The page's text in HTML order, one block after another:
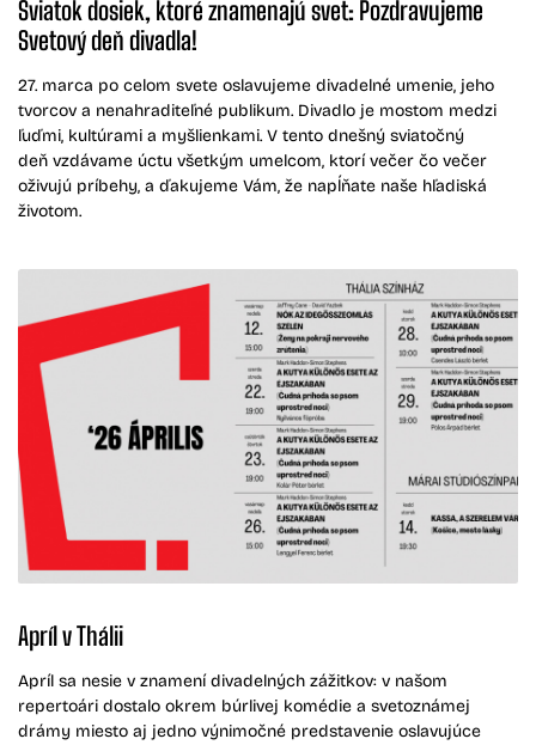
Sviatok dosiek, ktoré znamenajú svet: Pozdravujeme
Svetový deň divadla!
27. marca po celom svete oslavujeme divadelné umenie, jeho
tvorcov a nenahraditeľné publikum. Divadlo je mostom medzi
ľuďmi, kultúrami a myšlienkami. V tento dnešný sviatočný
deň vzdávame úctu všetkým umelcom, ktorí večer čo večer
oživujú príbehy, a ďakujeme Vám, že napĺňate naše hľadiská
životom.
Apríl v Thálii
Apríl sa nesie v znamení divadelných zážitkov: v našom
repertoári dostalo okrem búrlivej komédie a svetoznámej
drámy miesto aj jedno výnimočné predstavenie oslavujúce